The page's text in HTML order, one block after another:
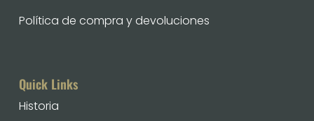
Quick Links
Historia
Política de compra y devoluciones